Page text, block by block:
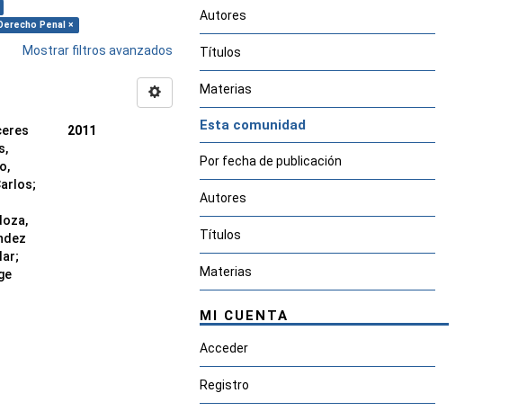
Penal ×
Mostrar filtros avanzados
;
;
2011
Autores
Títulos
Materias
Esta comunidad
Por fecha de publicación
Autores
Títulos
Materias
MI CUENTA
Acceder
Registro